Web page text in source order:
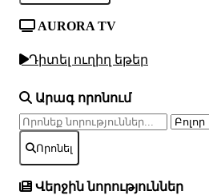
AURORA TV
Դիտել ուղիղ եթեր
Արագ որոնում
Որոնել
Վերջին նորություններ